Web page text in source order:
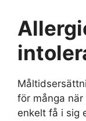
för många
enkelt få i sig